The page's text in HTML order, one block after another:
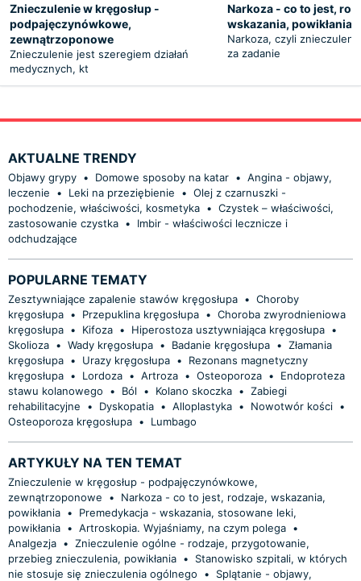
Znieczulenie w kręgosłup -
podpajęczynówkowe,
zewnątrzoponowe
Znieczulenie jest szeregiem działań
medycznych, kt
Narkoza - co to jest,
wskazania, powikłania
Narkoza, czyli
za zadanie
AKTUALNE TRENDY
Objawy grypy • Domowe sposoby na katar • Angina - objawy,
leczenie
• Leki na przeziębienie • Olej z czarnuszki -
pochodzenie, właściwości, kosmetyka • Czystek – właściwości,
zastosowanie czystka •
Imbir - właściwości lecznicze i
odchudzające
POPULARNE TEMATY
Zesztywniające zapalenie stawów kręgosłupa • Choroby
kręgosłupa • Przepuklina kręgosłupa • Choroba zwyrodnieniowa
kręgosłupa • Kifoza • Hiperostoza usztywniająca kręgosłupa •
Skolioza • Wady kręgosłupa • Badanie kręgosłupa • Złamania
kręgosłupa • Urazy kręgosłupa •
Rezonans magnetyczny
kręgosłupa • Lordoza • Artroza • Osteoporoza •
Endoproteza
stawu kolanowego
• Ból • Kolano skoczka • Zabiegi
rehabilitacyjne
• Dyskopatia • Alloplastyka • Nowotwór kości •
Osteoporoza kręgosłupa • Lumbago
ARTYKUŁY NA TEN TEMAT
Znieczulenie w kręgosłup - podpajęczynówkowe,
zewnątrzoponowe
•
Narkoza - co to jest, rodzaje, wskazania,
powikłania •
Premedykacja - wskazania, stosowane leki,
powikłania • Artroskopia. Wyjaśniamy, na czym polega •
Analgezja • Znieczulenie ogólne - rodzaje, przygotowanie,
przebieg znieczulenia, powikłania •
Stanowisko szpitali, w których
nie stosuje się znieczulenia ogólnego
•
Splątanie - objawy,